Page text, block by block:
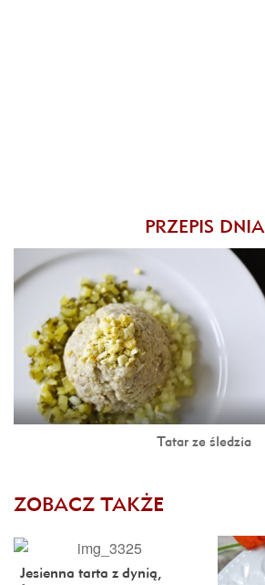
PRZEPIS DNIA
Tatar ze śledzia
ZOBACZ TAKŻE
Jesienna tarta z dynią,